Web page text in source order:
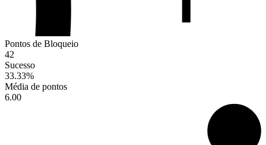
Pontos de Bloqueio
42
Sucesso
33.33%
Média de pontos
6.00